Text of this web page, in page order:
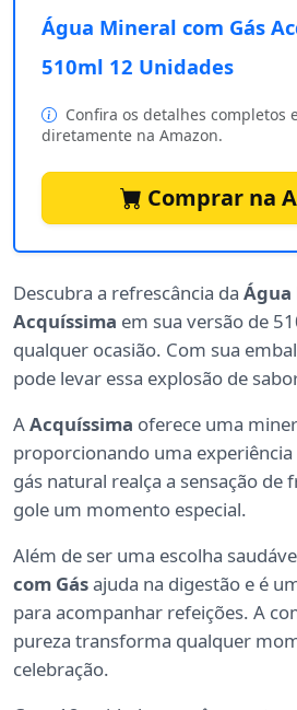
Água Mineral com Gás
510ml 12 Unidades
Confira os detalhes completos
diretamente na Amazon.
Comprar na
Descubra a refrescância da Água
Acquíssima em sua versão de
qualquer ocasião. Com sua
pode levar essa explosão de
AAcquíssima oferece uma
proporcionando uma experiência
gás natural realça a sensação de
gole um momento especial.
Além de ser uma escolha
com Gásajuda na digestão e é
para acompanhar refeições. A
pureza transforma qualquer
celebração.